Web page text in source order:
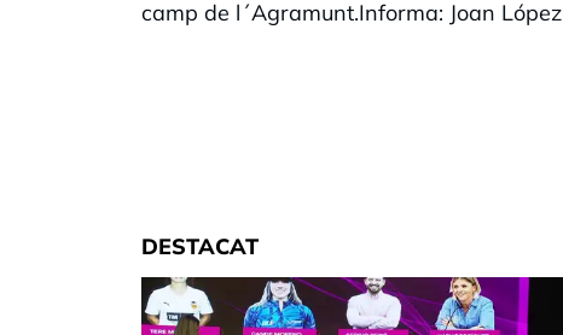
camp de l´Agramunt.Informa: Joan López
DESTACAT